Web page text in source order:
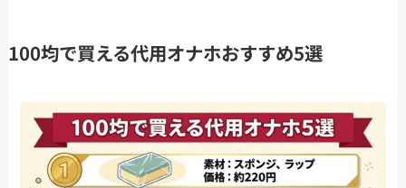
100均で買える代用オナホおすすめ5選